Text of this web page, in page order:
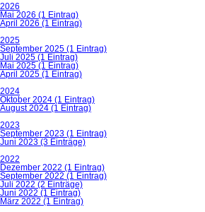
2026
Mai 2026 (1 Eintrag)
April 2026 (1 Eintrag)
2025
September 2025 (1 Eintrag)
Juli 2025 (1 Eintrag)
Mai 2025 (1 Eintrag)
April 2025 (1 Eintrag)
2024
Oktober 2024 (1 Eintrag)
August 2024 (1 Eintrag)
2023
September 2023 (1 Eintrag)
Juni 2023 (3 Einträge)
2022
Dezember 2022 (1 Eintrag)
September 2022 (1 Eintrag)
Juli 2022 (2 Einträge)
Juni 2022 (1 Eintrag)
März 2022 (1 Eintrag)